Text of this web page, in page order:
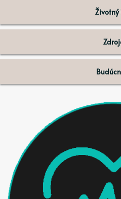
Životný